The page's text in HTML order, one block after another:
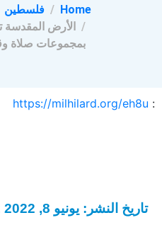
Home
فلسطين
الأرض المقدسة
بمجموعات صلاة
:
https://milhilard.org/eh8u
تاريخ النشر: يونيو 8, 2022 8:12 ص